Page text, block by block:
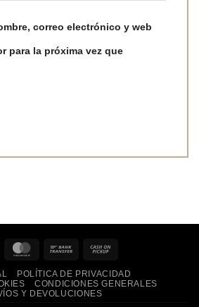
correo electrónico y web
para la próxima vez que
Visa MasterCardBank
Pickup
POLÍTICA DE PRIVACIDAD
CONDICIONES GENERALES
Y DEVOLUCIONES